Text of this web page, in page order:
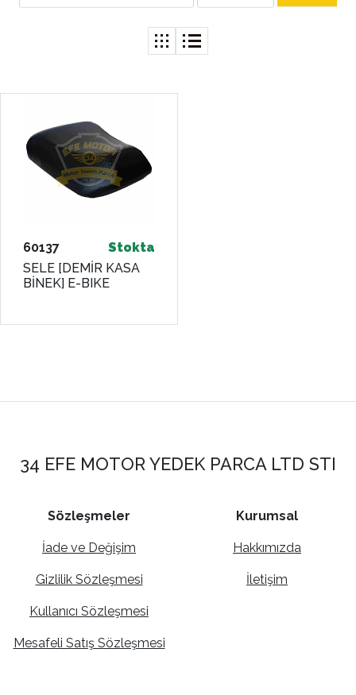
60137
Stokta
SELE [DEMİR KASA
BİNEK] E-BIKE
34 EFE MOTOR YEDEK PARCA LTD STI
Sözleşmeler
İade ve Değişim
Gizlilik Sözleşmesi
Kullanıcı Sözleşmesi
Mesafeli Satış Sözleşmesi
Kurumsal
Hakkımızda
İletişim